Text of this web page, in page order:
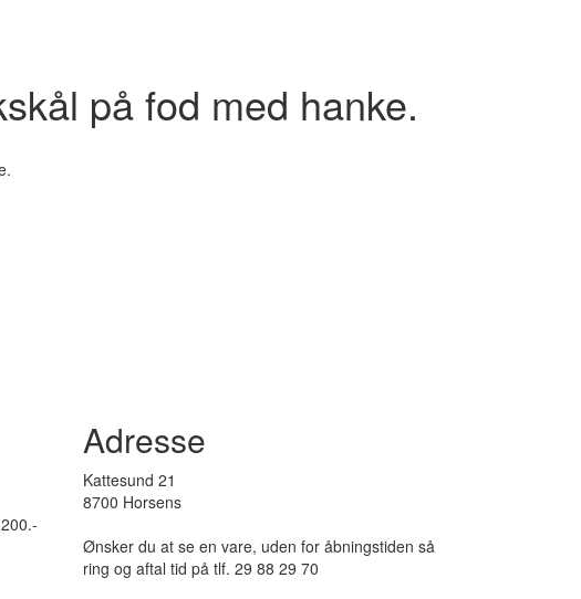
på fod med hanke.
Adresse
Kattesund 21
8700 Horsens
Ønsker du at se en vare, uden for åbningstiden så
ring og aftal tid på tlf. 29 88 29 70